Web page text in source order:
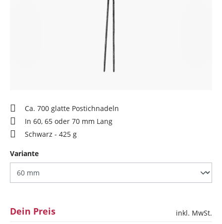
Ca. 700 glatte Postichnadeln
In 60, 65 oder 70 mm Lang
Schwarz - 425 g
Varianteauswählen
Dein Preis
inkl. MwSt.